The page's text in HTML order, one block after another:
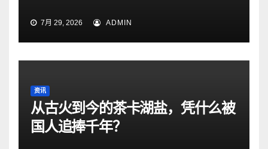
7月 29, 2026 ADMIN
资讯
从古火到今的茶卡湖盐，凭什么被
国人追捧千年？